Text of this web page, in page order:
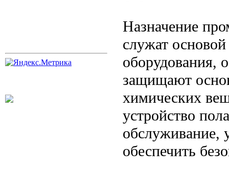
Назначение
служат
оборудования,
защищают
химических
устройство
обслуживание,
обеспечить